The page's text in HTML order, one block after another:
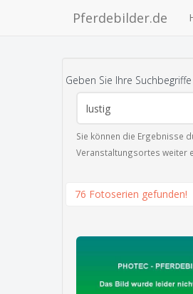
Pferdebilder.de
Geben Sie Ihre
Sie können die Ergebnisse
Veranstaltungsortes weiter
76 Fotoserien gefunden!
zeige alle 4